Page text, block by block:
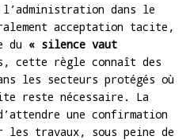
l’administration dans le
acceptation tacite,
du « silence vaut
cette règle connaît des
les secteurs protégés où
reste nécessaire. La
d’attendre une confirmation
les travaux, sous peine de